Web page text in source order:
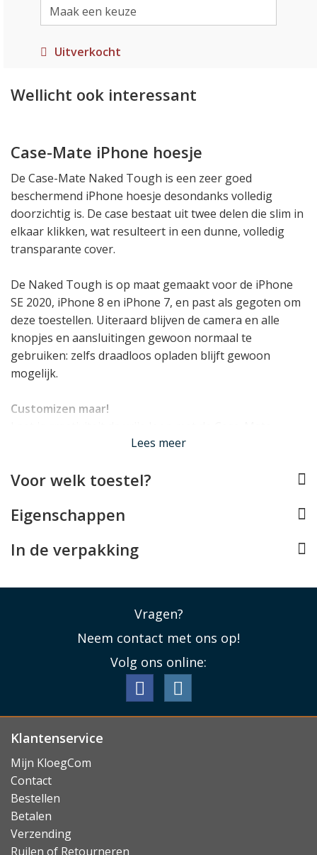
Uitverkocht
Wellicht ook interessant
Case-Mate iPhone hoesje
De Case-Mate Naked Tough is een zeer goed
beschermend iPhone hoesje desondanks volledig
doorzichtig is. De case bestaat uit twee delen die slim in
elkaar klikken, wat resulteert in een dunne, volledig
transparante cover.
De Naked Tough is op maat gemaakt voor de iPhone
SE 2020, iPhone 8 en iPhone 7, en past als gegoten om
deze toestellen. Uiteraard blijven de camera en alle
knopjes en aansluitingen gewoon normaal te
gebruiken: zelfs draadloos opladen blijft gewoon
mogelijk.
Customizen maar!
Naked Tough. Dit volledig transparante iPhone hoesje
letters en andere stickers om je eigen design mee te
Lees meer
Voor welk toestel?
Eigenschappen
In de verpakking
Vragen?
Neem contact met ons op!
Volg ons online:
Klantenservice
Mijn KloegCom
Contact
Bestellen
Betalen
Verzending
Ruilen of Retourneren